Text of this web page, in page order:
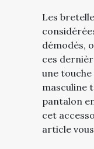
Les
démodés,
ces
une touche
masculine
pantalon
cet
article